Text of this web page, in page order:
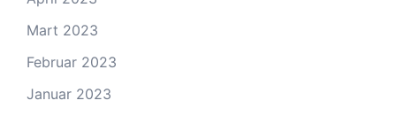
Mart 2023
Februar 2023
Januar 2023